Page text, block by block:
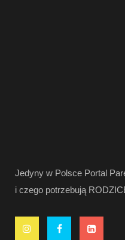
Jedyny w Polsce Portal
i czego potrzebują